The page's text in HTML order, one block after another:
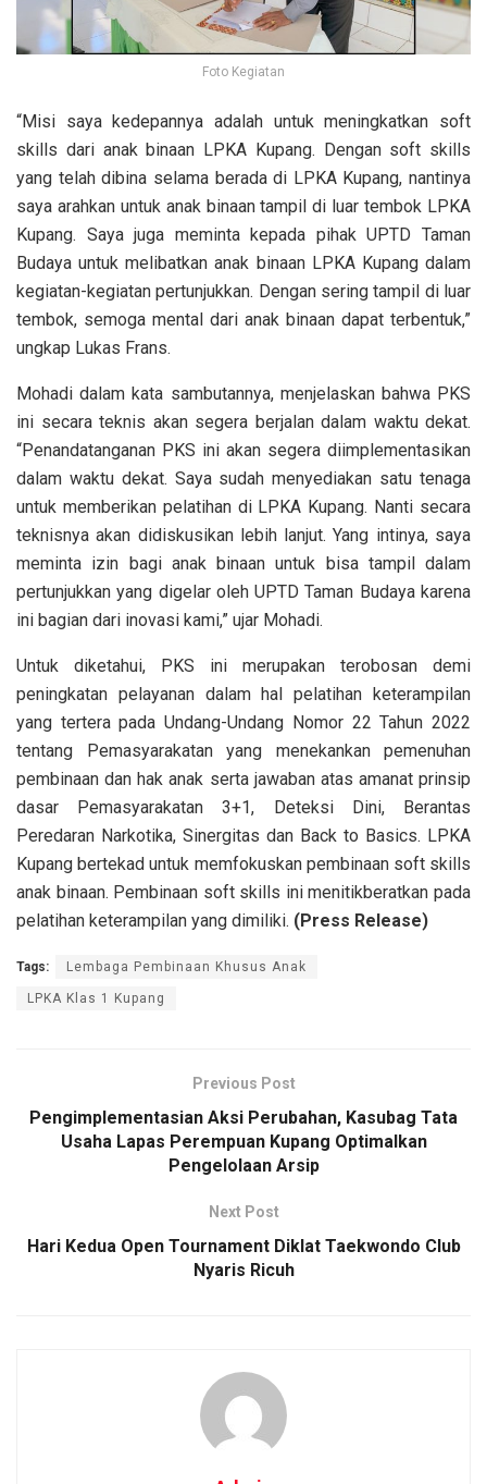
Foto Kegiatan
“Misi saya kedepannya adalah untuk meningkatkan soft
skills dari anak binaan LPKA Kupang. Dengan soft skills
yang telah dibina selama berada di LPKA Kupang, nantinya
saya arahkan untuk anak binaan tampil di luar tembok LPKA
Kupang. Saya juga meminta kepada pihak UPTD Taman
Budaya untuk melibatkan anak binaan LPKA Kupang dalam
kegiatan-kegiatan pertunjukkan. Dengan sering tampil di luar
tembok, semoga mental dari anak binaan dapat terbentuk,”
ungkap Lukas Frans.
Mohadi dalam kata sambutannya, menjelaskan bahwa PKS
ini secara teknis akan segera berjalan dalam waktu dekat.
“Penandatanganan PKS ini akan segera diimplementasikan
dalam waktu dekat. Saya sudah menyediakan satu tenaga
untuk memberikan pelatihan di LPKA Kupang. Nanti secara
teknisnya akan didiskusikan lebih lanjut. Yang intinya, saya
meminta izin bagi anak binaan untuk bisa tampil dalam
pertunjukkan yang digelar oleh UPTD Taman Budaya karena
ini bagian dari inovasi kami,” ujar Mohadi.
Untuk diketahui, PKS ini merupakan terobosan demi
peningkatan pelayanan dalam hal pelatihan keterampilan
yang tertera pada Undang-Undang Nomor 22 Tahun 2022
tentang Pemasyarakatan yang menekankan pemenuhan
pembinaan dan hak anak serta jawaban atas amanat prinsip
dasar Pemasyarakatan 3+1, Deteksi Dini, Berantas
Peredaran Narkotika, Sinergitas dan Back to Basics. LPKA
Kupang bertekad untuk memfokuskan pembinaan soft skills
anak binaan. Pembinaan soft skills ini menitikberatkan pada
pelatihan keterampilan yang dimiliki. (Press Release)
Tags: Lembaga Pembinaan Khusus Anak
LPKA Klas 1 Kupang
Previous Post
Pengimplementasian Aksi Perubahan, Kasubag Tata
Usaha Lapas Perempuan Kupang Optimalkan
Pengelolaan Arsip
Next Post
Hari Kedua Open Tournament Diklat Taekwondo Club
Nyaris Ricuh